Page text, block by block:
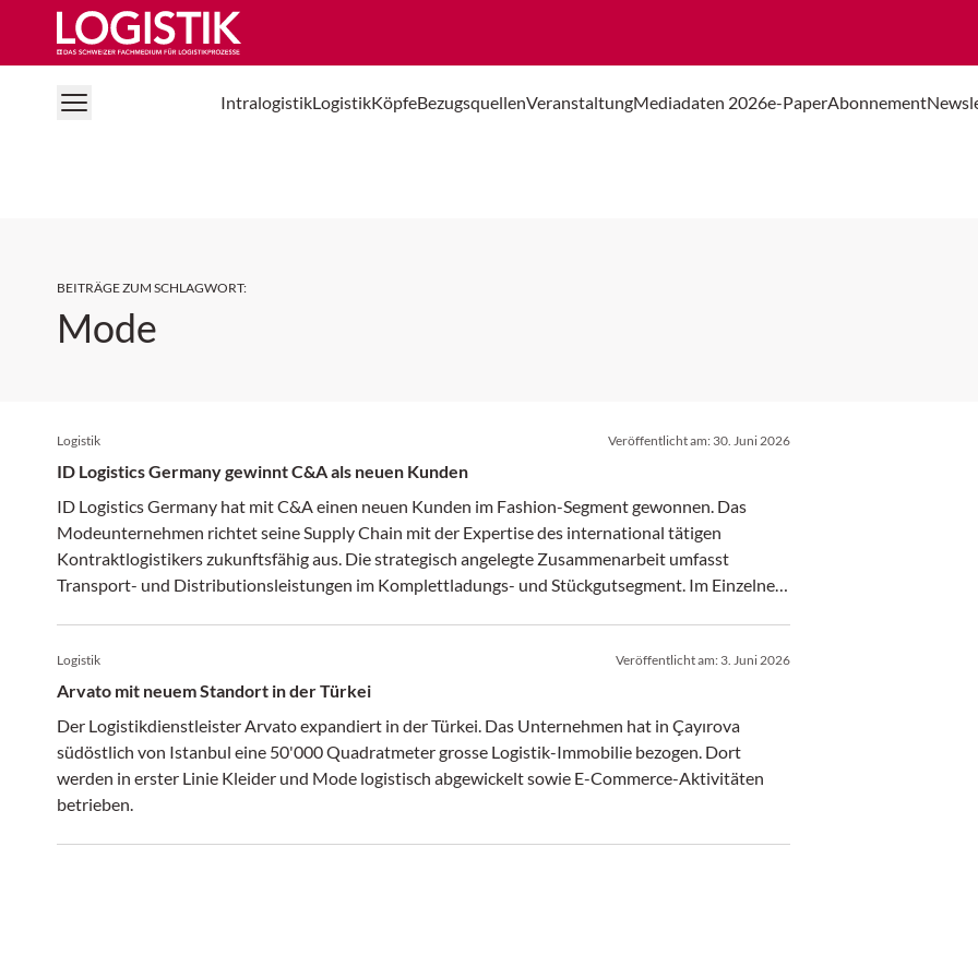
Logistik Online
IntralogistikLogistikKöpfeBezugsquellenVeranstaltungMediadaten 2026e-PaperAbonnement
BEITRÄGE ZUM SCHLAGWORT:
Mode
Logistik Veröffentlicht am: 30. Juni 2026
ID Logistics Germany gewinnt C&A als neuen Kunden
ID Logistics Germany hat mit C&A einen neuen Kunden im Fashion-Segment gewonnen. Das
Modeunternehmen richtet seine Supply Chain mit der Expertise des international tätigen
Kontraktlogistikers zukunftsfähig aus. Die strategisch angelegte Zusammenarbeit umfasst
Transport- und Distributionsleistungen im Komplettladungs- und Stückgutsegment. Im Einzelnen
Logistik Veröffentlicht am: 3. Juni 2026
Arvato mit neuem Standort in der Türkei
Der Logistikdienstleister Arvato expandiert in der Türkei. Das Unternehmen hat in Çayırova
südöstlich von Istanbul eine 50'000 Quadratmeter grosse Logistik-Immobilie bezogen. Dort
werden in erster Linie Kleider und Mode logistisch abgewickelt sowie E-Commerce-Aktivitäten
betrieben.